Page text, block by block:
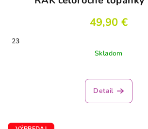
49,90 €
23
Skladom
hodnotenie
produktu
Detail